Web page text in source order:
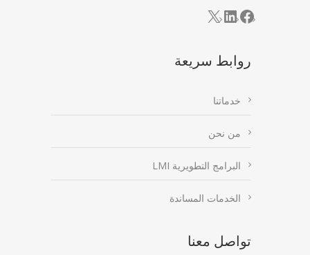
Facebook
LinkedIn
X
روابط سريعة
خدماتنا
من نحن
البرامج التطويرية LMI
الخدمات المساندة
تواصل معنا